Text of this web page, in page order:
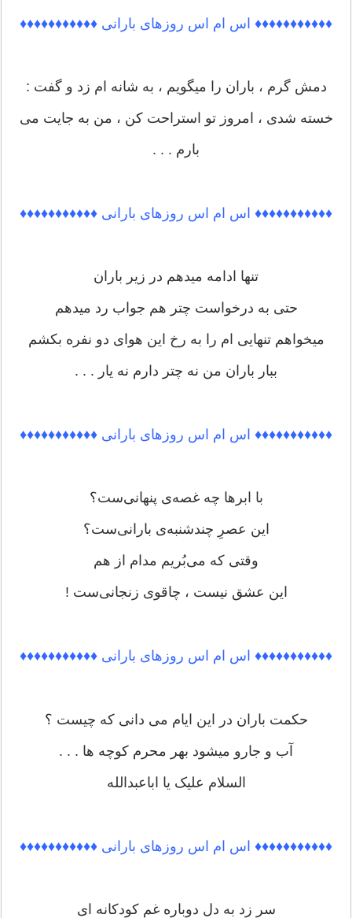
♦♦♦♦♦♦♦♦♦♦♦ اس ام اس روزهای بارانی ♦♦♦♦♦♦♦♦♦♦♦
دمش گرم ، باران را میگویم ، به شانه ام زد و گفت :
خسته شدی ، امروز تو استراحت کن ، من به جایت می
بارم . . .
♦♦♦♦♦♦♦♦♦♦♦ اس ام اس روزهای بارانی ♦♦♦♦♦♦♦♦♦♦♦
تنها ادامه میدهم در زیر باران
حتی به درخواست چتر هم جواب رد میدهم
میخواهم تنهایی ام را به رخ این هوای دو نفره بکشم
ببار باران من نه چتر دارم نه یار . . .
♦♦♦♦♦♦♦♦♦♦♦ اس ام اس روزهای بارانی ♦♦♦♦♦♦♦♦♦♦♦
با ابرها چه غصه‌ی پنهانی‌ست؟
این عصرِ چندشنبه‌ی بارانی‌ست؟
وقتی که می‌بُریم مدام از هم
این عشق نیست ، چاقوی زنجانی‌ست !
♦♦♦♦♦♦♦♦♦♦♦ اس ام اس روزهای بارانی ♦♦♦♦♦♦♦♦♦♦♦
حکمت باران در این ایام می دانی که چیست ؟
آب و جارو میشود بهر محرم کوچه ها . . .
السلام علیک یا اباعبدالله
♦♦♦♦♦♦♦♦♦♦♦ اس ام اس روزهای بارانی ♦♦♦♦♦♦♦♦♦♦♦
سر زد به دل دوباره غم کودکانه ای